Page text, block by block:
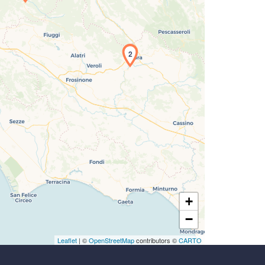
della carta in corso...
2
+
−
Leaflet | ©OpenStreetMapcontributors ©CARTO